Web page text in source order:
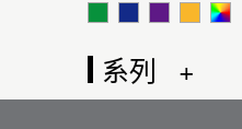
系列